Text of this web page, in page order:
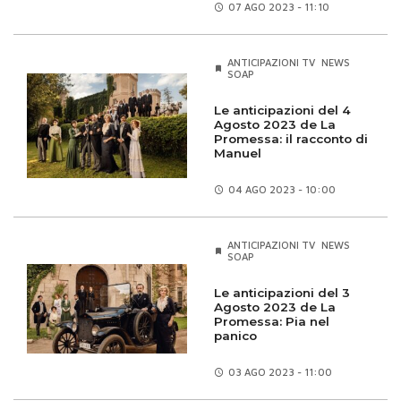
07 AGO 2023 - 11:10
ANTICIPAZIONI TV NEWS
SOAP
Le anticipazioni del 4
Agosto 2023 de La
Promessa: il racconto di
Manuel
04 AGO 2023 - 10:00
ANTICIPAZIONI TV NEWS
SOAP
Le anticipazioni del 3
Agosto 2023 de La
Promessa: Pia nel
panico
03 AGO 2023 - 11:00